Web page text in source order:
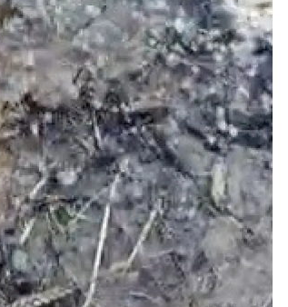
Muş
Nevşehir
Niğde
Ordu
Rize
Sakarya
Samsun
Siirt